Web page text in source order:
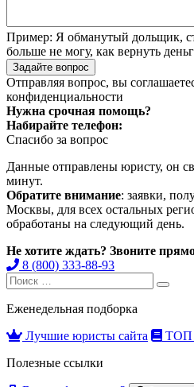
Пример: Я обманутый дольщик,
больше не могу, как вернуть
Задайте вопрос
Отправляя вопрос, вы
конфиденциальности
Нужна срочная помощь?
Набирайте телефон:
Спасибо за вопрос
Данные отправлены юристу, он
минут.
Обратите внимание: заявки,
Москвы, для всех остальных
обработаны на следующий день.
Не хотите ждать? Звоните
8 (800) 333-88-93
Search
for:
Search
Еженедельная подборка
Лучшие юристы сайта
ТОП
Полезные ссылки